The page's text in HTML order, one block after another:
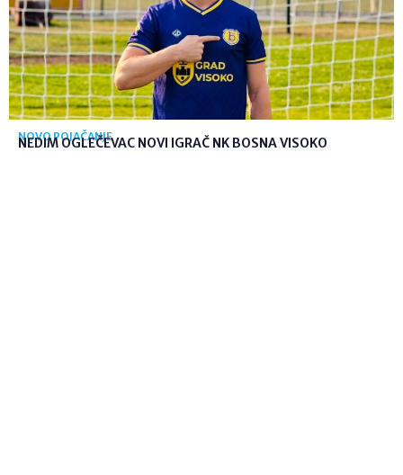
NOVO POJAČANJE
NEDIM OGLEČEVAC NOVI IGRAČ NK BOSNA VISOKO